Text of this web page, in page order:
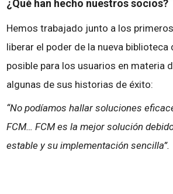
¿Qué han hecho nuestros socios?
Hemos trabajado junto a los
liberar el poder de la nueva
posible para los usuarios en materia
algunas de sus historias de éxito:
“No podíamos hallar soluciones
FCM… FCM es la mejor solución
estable y su implementación sencilla”.